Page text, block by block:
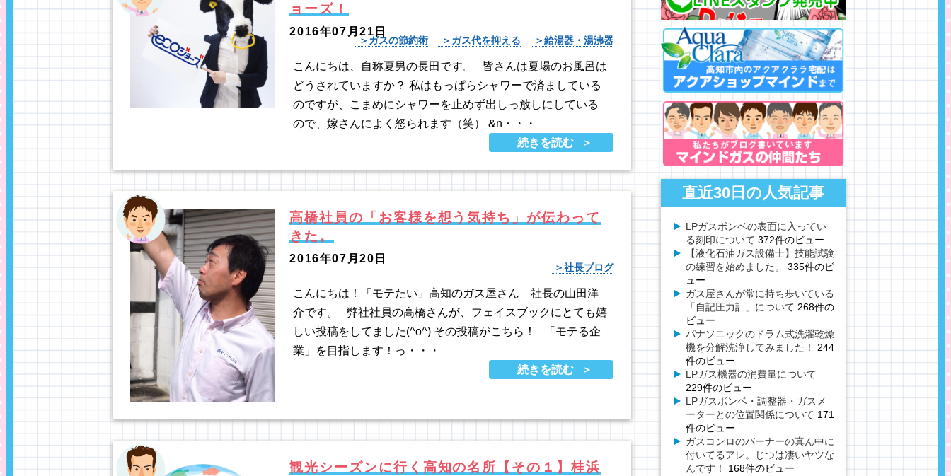
ョーズ！
2016年07月21日
ガスの節約術 ガス代を抑える 給湯器・湯沸器
こんにちは、自称夏男の長田です。 皆さんは夏場のお風呂は
どうされていますか？ 私はもっぱらシャワーで済ましている
のですが、こまめにシャワーを止めず出しっ放しにしている
ので、嫁さんによく怒られます（笑） &n・・・
続きを読む
高橋社員の「お客様を想う気持ち」が伝わって
きた。
2016年07月20日
社長ブログ
こんにちは！「モテたい」高知のガス屋さん 社長の山田洋
介です。 弊社社員の高橋さんが、フェイスブックにとても嬉
しい投稿をしてました(^o^) その投稿がこちら！ 「モテる企
業」を目指します！っ・・・
続きを読む
観光シーズンに行く高知の名所【その１】桂浜
直近30日の人気記事
LPガスボンベの表面に入ってい
る刻印について 372件のビュー
【液化石油ガス設備士】技能試験
の練習を始めました。
335件のビ
ュー
ガス屋さんが常に持ち歩いている
「自記圧力計」について 268件の
ビュー
パナソニックのドラム式洗濯乾燥
機を分解洗浄してみました！
244
件のビュー
LPガス機器の消費量について
229件のビュー
LPガスボンベ・調整器・ガスメ
ーターとの位置関係について 171
件のビュー
ガスコンロのバーナーの真ん中に
付いてるアレ。じつは凄いヤツな
んです！
168件のビュー